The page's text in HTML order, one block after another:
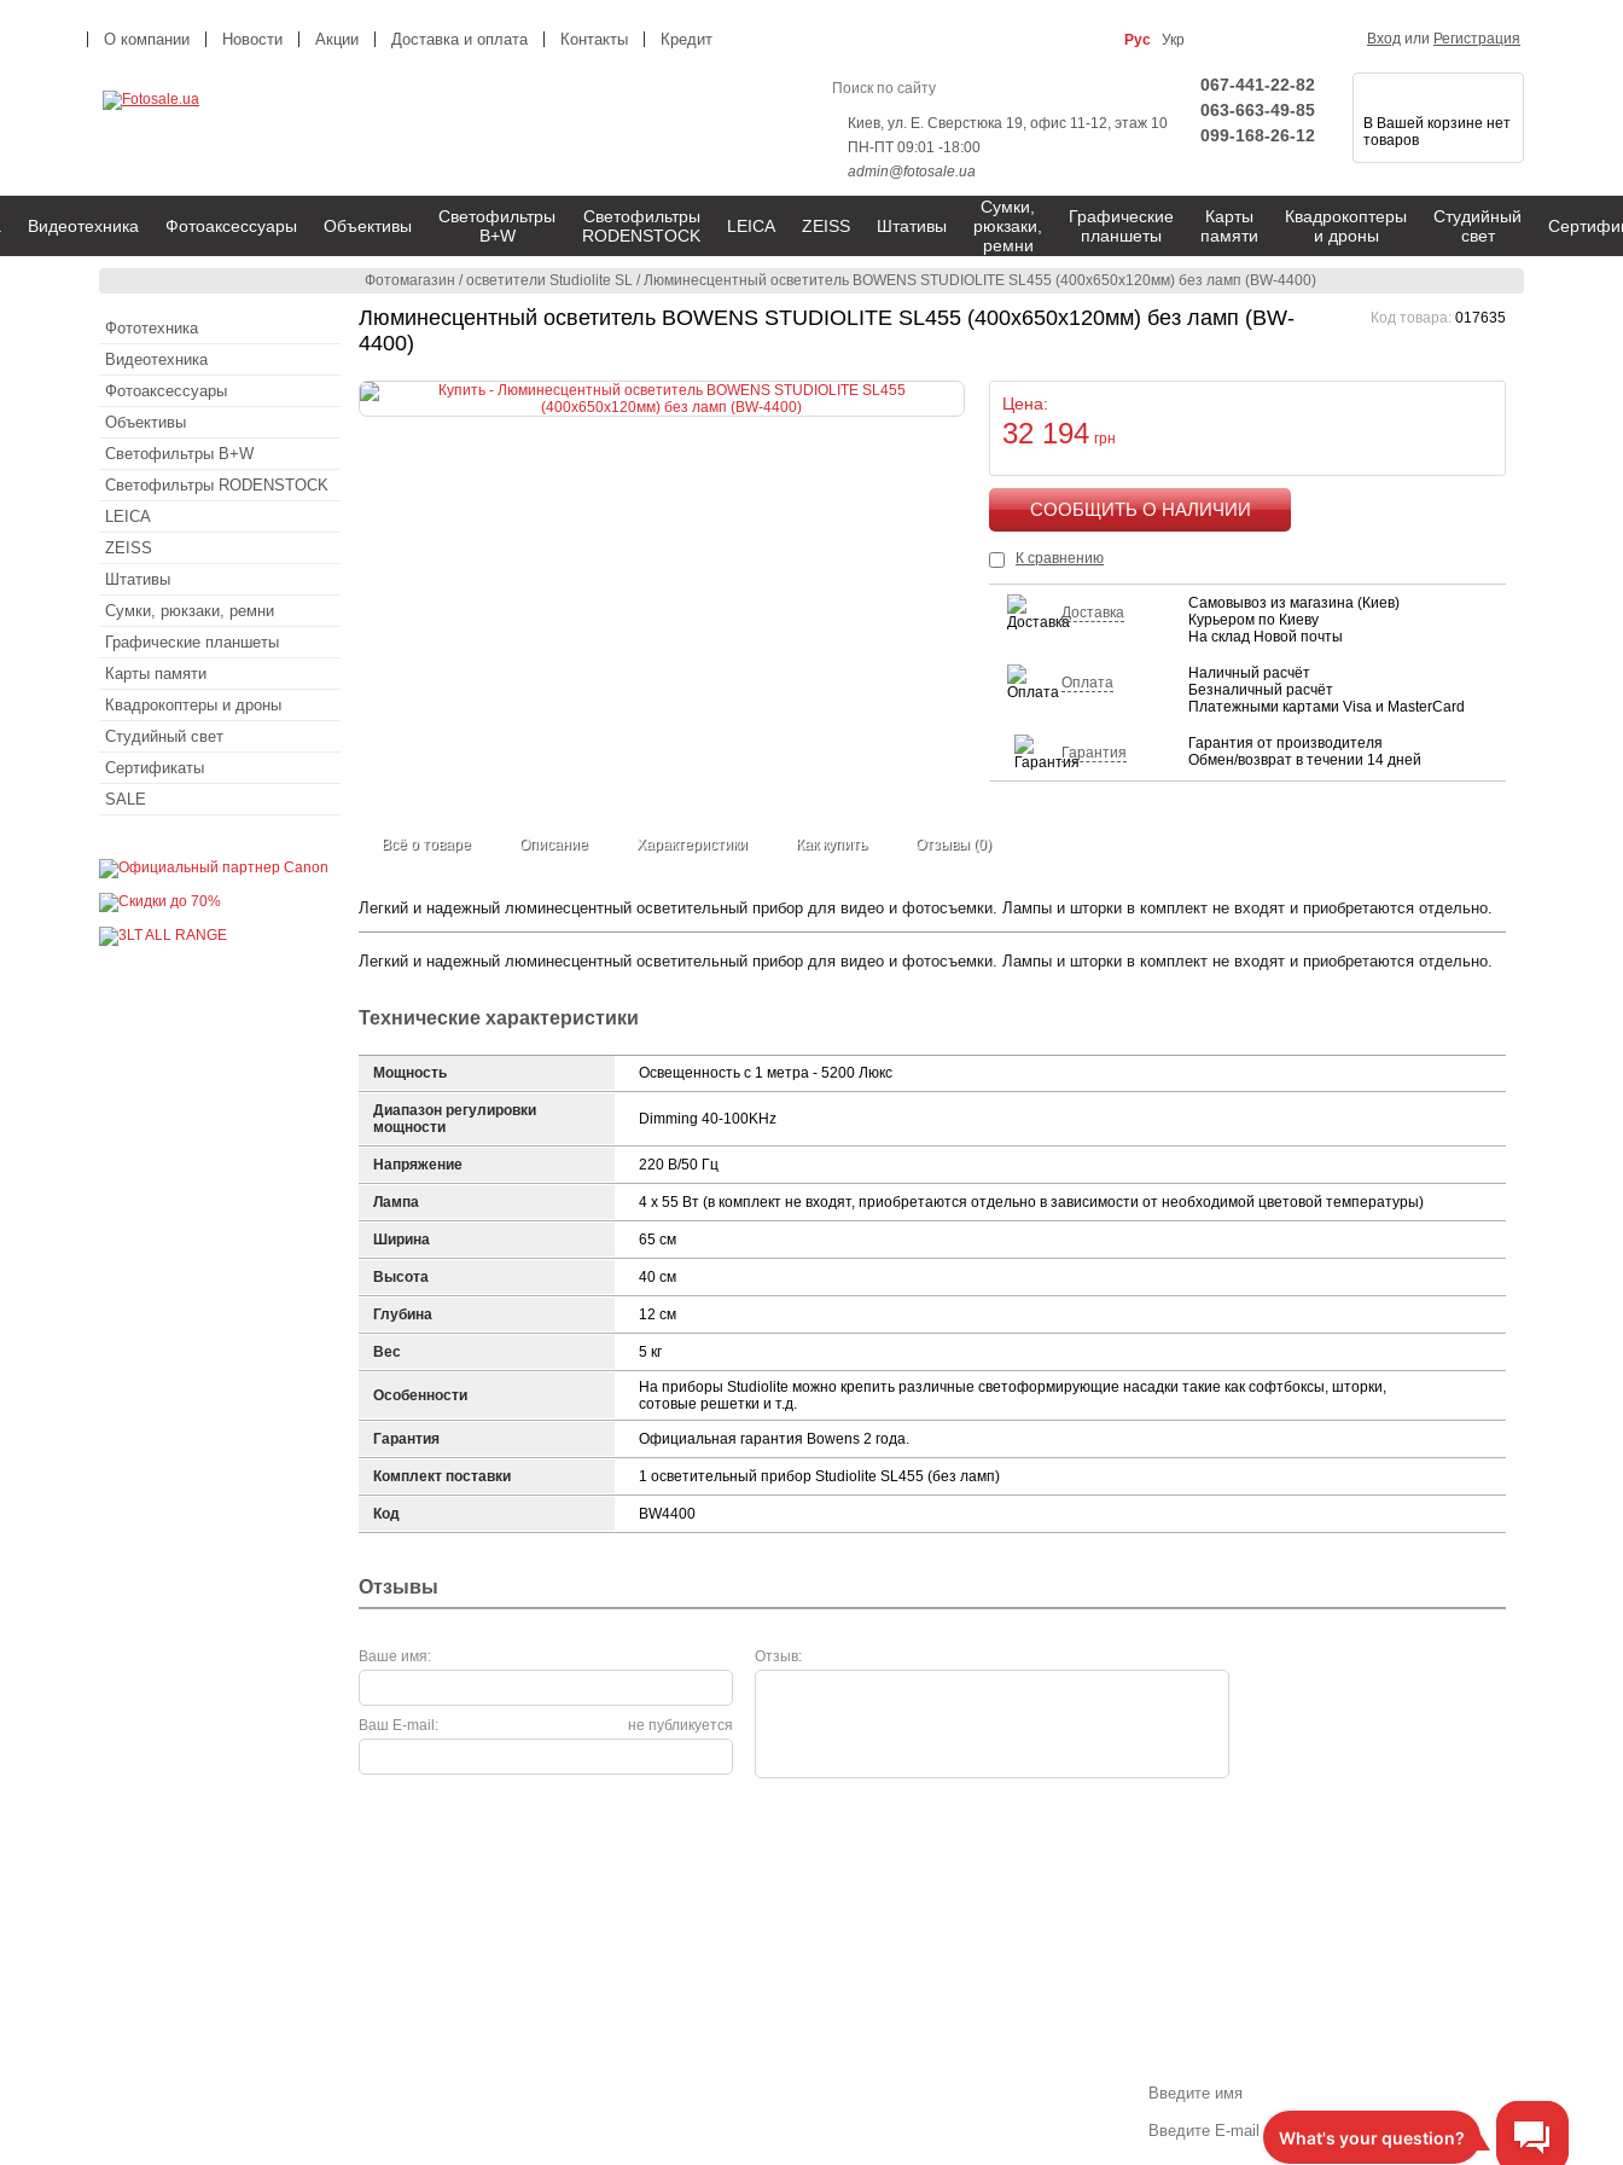
Фотомагазин /осветители Studiolite SL /Люминесцентный осветитель BOWENS STUDIOLITE SL455 (400x650x120мм) без ламп (BW-4400)
Люминесцентный осветитель BOWENS STUDIOLITE SL455 (400x650x120мм) без ламп (BW-
4400)
Код товара: 017635
Цена:
32 194 грн
К сравнению
Доставка
Самовывоз из магазина (Киев)
Курьером по Киеву
На склад Новой почты
Оплата
Наличный расчёт
Безналичный расчёт
Платежными картами Visa и MasterCard
Гарантия
Гарантия от производителя
Обмен/возврат в течении 14 дней
Всё о товаре Описание Характеристики Как купить Отзывы (0)
Легкий и надежный люминесцентный осветительный прибор для видео и фотосъемки. Лампы и шторки в комплект не входят и приобретаются отдельно.
Легкий и надежный люминесцентный осветительный прибор для видео и фотосъемки. Лампы и шторки в комплект не входят и приобретаются отдельно.
Технические характеристики
Мощность Освещенность с 1 метра - 5200 Люкс
Диапазон регулировки
мощности
Dimming 40-100KHz
Напряжение 220 B/50 Гц
Лампа 4 х 55 Вт (в комплект не входят, приобретаются отдельно в зависимости от необходимой цветовой температуры)
Ширина 65 см
Высота 40 см
Глубина 12 см
Вес 5 кг
Особенности
На приборы Studiolite можно крепить различные светоформирующие насадки такие как софтбоксы, шторки,
сотовые решетки и т.д.
Гарантия Официальная гарантия Bowens 2 года.
Комплект поставки 1 осветительный прибор Studiolite SL455 (без ламп)
Код BW4400
Отзывы
Ваше имя: Отзыв:
не публикуется
Ваш E-mail:
О компании Новости Акции Доставка и оплата Контакты Кредит Рус Укр Вход или Регистрация
Киев, ул. Е. Сверстюка 19, офис 11-12, этаж 10
ПН-ПТ 09:01 -18:00
admin@fotosale.ua
067-441-22-82
063-663-49-85
099-168-26-12
В Вашей корзине нет
товаров
Видеотехника Фотоаксессуары Объективы
Светофильтры
B+W
Светофильтры
RODENSTOCK
LEICA ZEISS Штативы
Сумки,
рюкзаки,
ремни
Графические
планшеты
Карты
памяти
Квадрокоптеры
и дроны
Студийный
свет
Фототехника
Видеотехника
Фотоаксессуары
Объективы
Светофильтры B+W
Светофильтры RODENSTOCK
LEICA
ZEISS
Штативы
Сумки, рюкзаки, ремни
Графические планшеты
Карты памяти
Квадрокоптеры и дроны
Студийный свет
Сертификаты
SALE